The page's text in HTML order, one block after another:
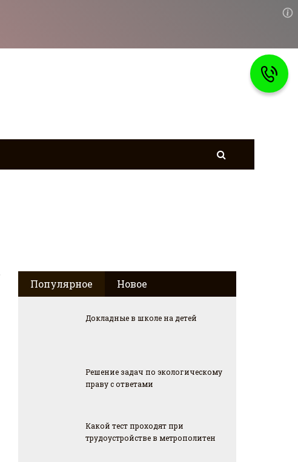
Популярное Новое
Докладные в школе на детей
Решение задач по экологическому
праву с ответами
Какой тест проходят при
трудоустройстве в метрополитен